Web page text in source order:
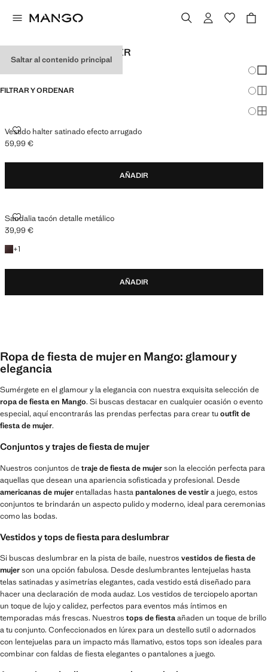
Saltar al contenido principal
ROPA DE FIESTA DE MUJER
FILTRAR Y ORDENAR
Vestido halter satinado efecto arrugado
VESTIDO HALTER SATINADO EFECTO ARRUGADO
Precio actual [59,99 € ]
59,99 €
AÑADIR
Sandalia tacón detalle metálico
SANDALIA TACÓN DETALLE METÁLICO
Precio actual [39,99 € ]
39,99 €
+1
+1 color
AÑADIR
Ropa de fiesta de mujer en Mango: glamour y
elegancia
Sumérgete en el glamour y la elegancia con nuestra exquisita selección de
ropa de fiesta en Mango. Si buscas destacar en cualquier ocasión o evento
especial, aquí encontrarás las prendas perfectas para crear tuoutfit de
fiesta de mujer.
Conjuntos y trajes de fiesta de mujer
Nuestros conjuntos detraje de fiesta de mujerson la elección perfecta para
aquellas que desean una apariencia sofisticada y profesional. Desde
americanas de mujerentalladas hastapantalones de vestira juego, estos
conjuntos te brindarán un aspecto pulido y moderno, ideal para ceremonias
como las bodas.
Vestidos y tops de fiesta para deslumbrar
Si buscas deslumbrar en la pista de baile, nuestros vestidos de fiesta de
mujerson una opción fabulosa. Desde deslumbrantes lentejuelas hasta
telas satinadas y asimetrías elegantes, cada vestido está diseñado para
hacer una declaración de moda audaz. Los vestidos de terciopelo aportan
un toque de lujo y calidez, perfectos para eventos más íntimos en
temporadas más frescas. Nuestros tops de fiestaañaden un toque de brillo
a tu conjunto. Confeccionados en lúrex para un destello sutil o adornados
con lentejuelas para un impacto más llamativo, estos tops son ideales para
combinar con faldas de fiesta elegantes o pantalones a juego.